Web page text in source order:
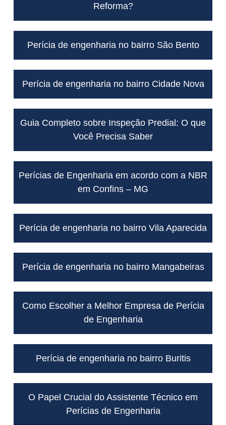
Reforma?
Perícia de engenharia no bairro São Bento
Perícia de engenharia no bairro Cidade Nova
Guia Completo sobre Inspeção Predial: O que
Você Precisa Saber
Perícias de Engenharia em acordo com a NBR
em Confins – MG
Perícia de engenharia no bairro Vila Aparecida
Perícia de engenharia no bairro Mangabeiras
Como Escolher a Melhor Empresa de Perícia
de Engenharia
Perícia de engenharia no bairro Buritis
O Papel Crucial do Assistente Técnico em
Perícias de Engenharia